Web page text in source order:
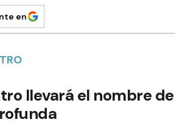
en
llevará el nombre de